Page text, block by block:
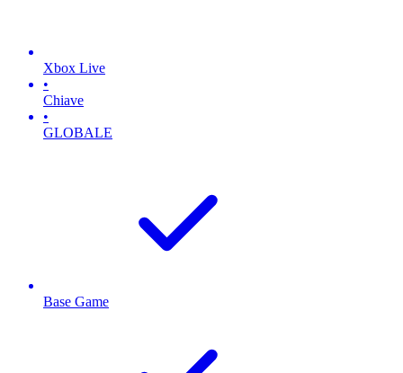
Xbox Live
•
Chiave
•
GLOBALE
Base Game